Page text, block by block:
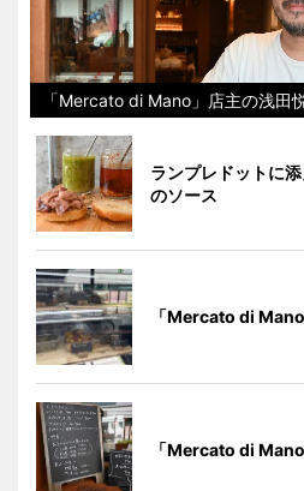
「Mercato di Mano」店主の浅田
ランプレドットに
のソース
「Mercato di
「Mercato di